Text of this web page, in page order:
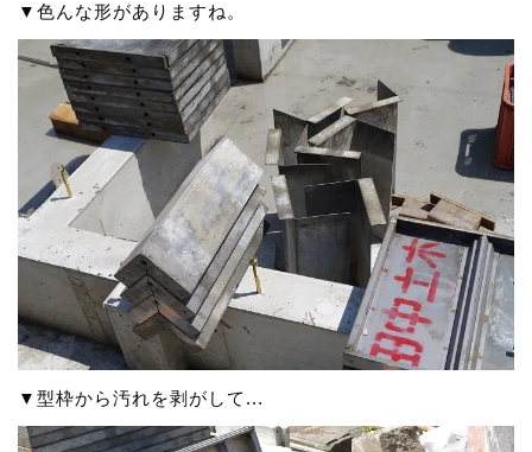
▼色んな形がありますね。
▼型枠から汚れを剥がして...